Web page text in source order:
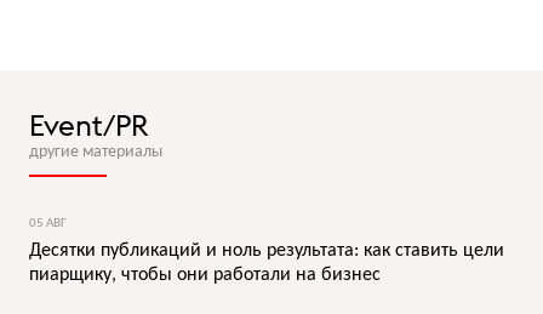
Event/PR
другие материалы
05 АВГ
Десятки публикаций и ноль результата: как ставить цели
пиарщику, чтобы они работали на бизнес